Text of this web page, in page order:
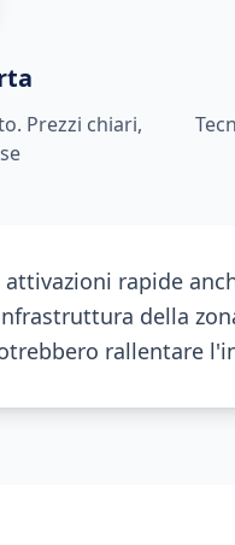
Prezzi chiari,
rapide
della
rallentare